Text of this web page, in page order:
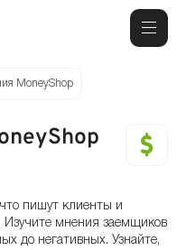
MoneyShop
пишут клиенты и
Изучите мнения заемщиков
до негативных. Узнайте,